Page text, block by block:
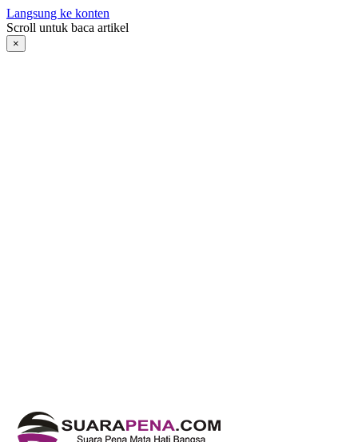
Langsung ke konten
Scroll untuk baca artikel
×